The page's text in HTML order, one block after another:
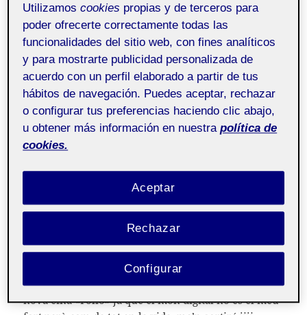
Sociologia General Pública
Hola companys;
El meu nom és Tania tinc 38 anys i soc estudiant del
grau de llengua i literatura
Tot i que tinc un bon treball estudio a la UOC perquè
em vull dedicar a la docència ja que és el que em
realitza professionalment.
Per altra banda, he començat a llegir els mòduls de
l’assignatura i m’està encantant el fet de qüestionar-
me tantes coses. Espero fer-me aviat amb aquesta
nova eina «Folio» ja que el món digital no és el meu
Utilizamoscookies propias y de terceros para
poder ofrecerte correctamente todas las
funcionalidades del sitio web, con fines analíticos
y para mostrarte publicidad personalizada de
acuerdo con un perfil elaborado a partir de tus
hábitos de navegación. Puedes aceptar, rechazar
o configurar tus preferencias haciendo clic abajo,
u obtener más información en nuestra política de
cookies.
Rechazar
Aceptar
Configurar